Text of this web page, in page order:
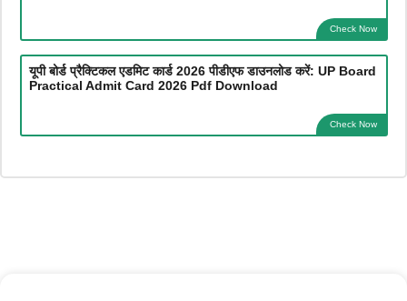
Check Now
यूपी बोर्ड प्रैक्टिकल एडमिट कार्ड 2026 पीडीएफ डाउनलोड करें: UP Board
Practical Admit Card 2026 Pdf Download
Check Now